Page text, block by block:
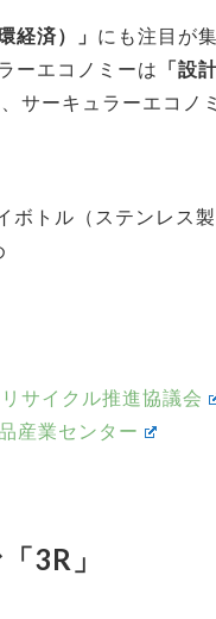
経済）」 にも注目が
ーエコノミーは 「設
サーキュラーエコノ
トル（ステンレス
サイクル推進協議会
産業センター
3R」